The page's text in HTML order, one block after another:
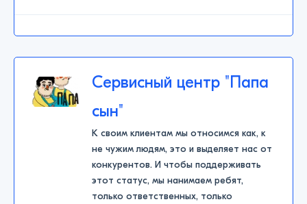
Сервисный центр "Папа
сын"
К своим клиентам мы относимся как, к
не чужим людям, это и выделяет нас от
конкурентов. И чтобы поддерживать
этот статус, мы нанимаем ребят,
только ответственных, только